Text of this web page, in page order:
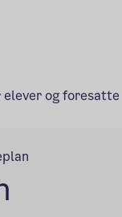
elever og foresatte